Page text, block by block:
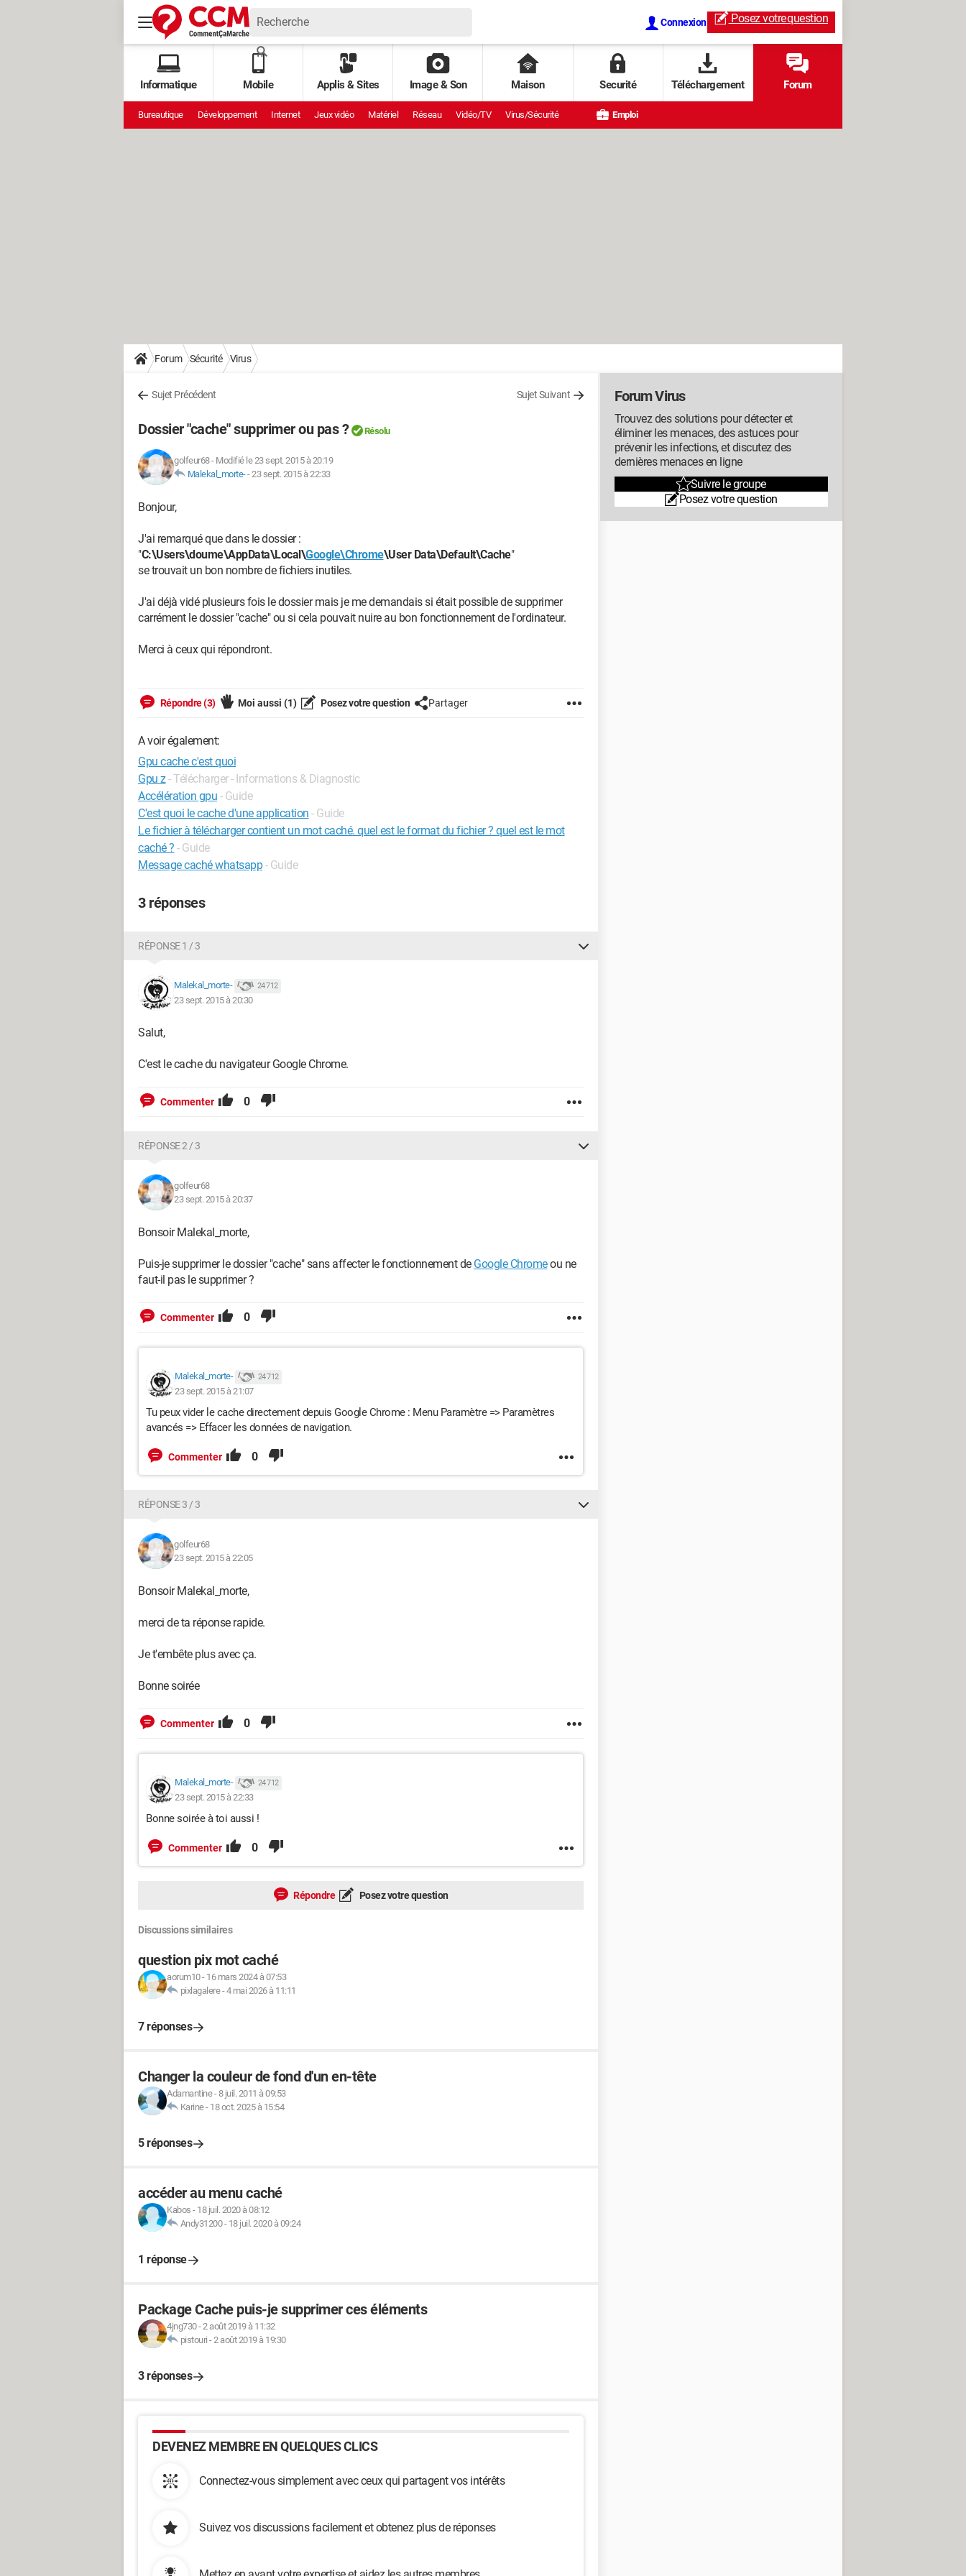
Connexion Posez votrequestion
Informatique Mobile Applis & Sites Image & Son Maison Securité Téléchargement Forum
Bureautique Développement Internet Jeux vidéo Matériel Réseau Vidéo/TV Virus/Sécurité Emploi
Forum Sécurité Virus
Sujet Précédent Sujet Suivant
Dossier "cache" supprimer ou pas ? Résolu
golfeur68- Modifié le 23 sept. 2015 à 20:19
Malekal_morte--23 sept. 2015 à 22:33
Bonjour,
J'ai remarqué que dans le dossier :
"C:\Users\doume\AppData\Local\Google\Chrome\User Data\Default\Cache"
se trouvait un bon nombre de fichiers inutiles.
J'ai déjà vidé plusieurs fois le dossier mais je me demandais si était possible de supprimer
carrément le dossier "cache" ou si cela pouvait nuire au bon fonctionnement de l'ordinateur.
Merci à ceux qui répondront.
Répondre (3) Moi aussi (1) Posez votre question Partager
A voir également:
Gpu cache c'est quoi
Gpu z- Télécharger - Informations & Diagnostic
Accélération gpu - Guide
C'est quoi le cache d'une application - Guide
Le fichier à télécharger contient un mot caché. quel est le format du fichier ? quel est le mot
caché ? - Guide
Message caché whatsapp - Guide
3 réponses
RÉPONSE 1 / 3
Malekal_morte- 24 712
23 sept. 2015 à 20:30
Salut,
C'est le cache du navigateur Google Chrome.
Commenter 0
RÉPONSE 2 / 3
golfeur68
23 sept. 2015 à 20:37
Bonsoir Malekal_morte,
Puis-je supprimer le dossier "cache" sans affecter le fonctionnement de Google Chromeou ne
faut-il pas le supprimer ?
Commenter 0
Malekal_morte- 24 712
23 sept. 2015 à 21:07
Tu peux vider le cache directement depuis Google Chrome : Menu Paramètre => Paramètres
avancés => Effacer les données de navigation.
Commenter 0
RÉPONSE 3 / 3
golfeur68
23 sept. 2015 à 22:05
Bonsoir Malekal_morte,
merci de ta réponse rapide.
Je t'embête plus avec ça.
Bonne soirée
Commenter 0
Malekal_morte- 24 712
23 sept. 2015 à 22:33
Bonne soirée à toi aussi !
Commenter 0
Répondre Posez votre question
Discussions similaires
question pix mot caché
aorum10- 16 mars 2024 à 07:53
pixlagalere-4 mai 2026 à 11:11
7 réponses
Changer la couleur de fond d'un en-tête
Adamantine-8 juil. 2011 à 09:53
Karine- 18 oct. 2025 à 15:54
5 réponses
accéder au menu caché
Kabos - 18 juil. 2020 à 08:12
Andy31200- 18 juil. 2020 à 09:24
1 réponse
Package Cache puis-je supprimer ces éléments
4jng730-2 août 2019 à 11:32
pistouri -2 août 2019 à 19:30
3 réponses
DEVENEZ MEMBRE EN QUELQUES CLICS
Connectez-vous simplement avec ceux qui partagent vos intérêts
Suivez vos discussions facilement et obtenez plus de réponses
Forum Virus
Trouvez des solutions pour détecter et
éliminer les menaces, des astuces pour
prévenir les infections, et discutez des
dernières menaces en ligne
Suivre le groupe
Posez votre question